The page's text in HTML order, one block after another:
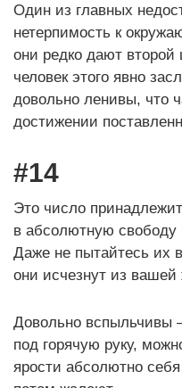
Один из главных
нетерпимость к
они редко дают
человек этого явно
довольно ленивы, что
достижении
#14
Это число
в абсолютную свободу
Даже не пытайтесь их
они исчезнут из вашей
Довольно вспыльчивы
под горячую руку,
ярости абсолютно